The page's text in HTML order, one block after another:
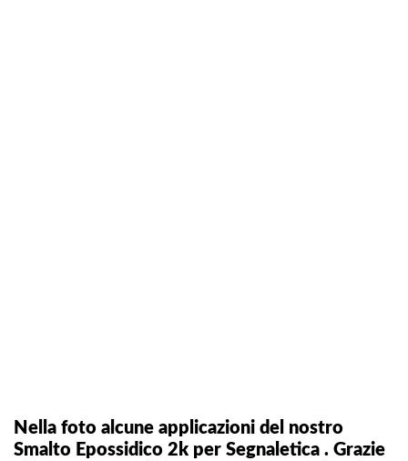
Nella foto alcune applicazioni del nostro
Smalto Epossidico 2k per Segnaletica . Grazie